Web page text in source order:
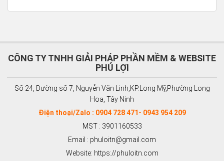
CÔNG TY TNHH GIẢI PHÁP PHẦN MỀM & WEBSITE
PHÚ LỢI
Số 24, Đường số 7, Nguyễn Văn Linh,KP.Long Mỹ,Phường Long
Hoa, Tây Ninh
Điện thoại/Zalo : 0904 728 471- 0943 954 209
MST : 3901160533
Email : phuloitn@gmail.com
Website: https://phuloitn.com